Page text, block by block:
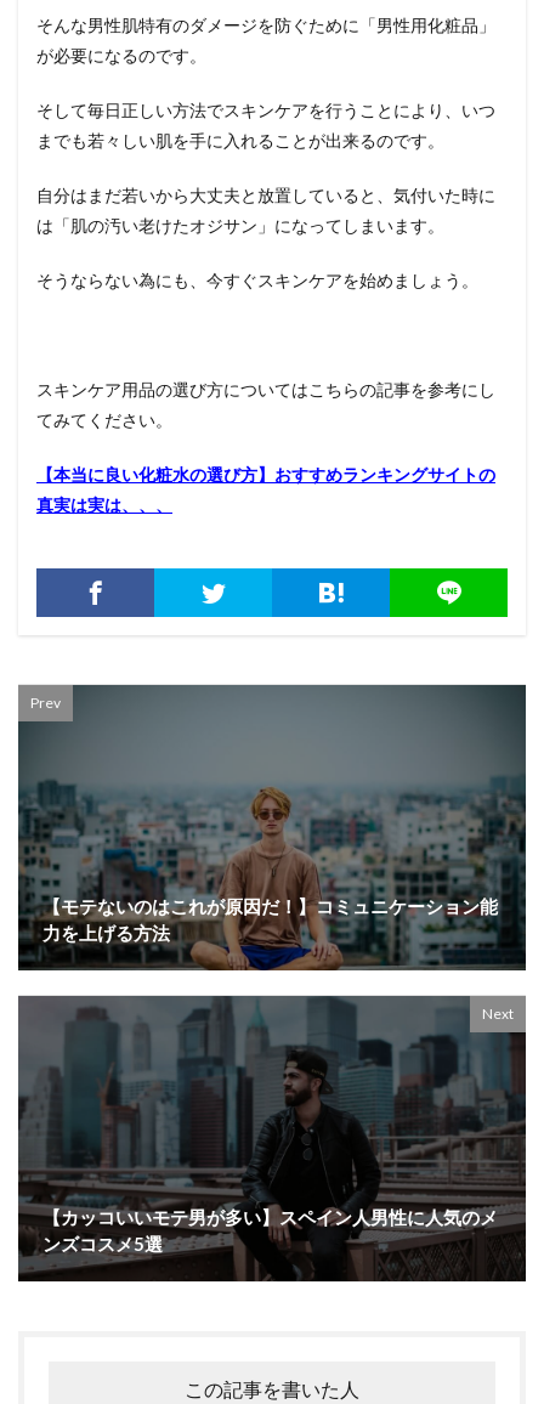
そんな男性肌特有のダメージを防ぐために「男性用化粧品」
が必要になるのです。
そして毎日正しい方法でスキンケアを行うことにより、いつ
までも若々しい肌を手に入れることが出来るのです。
自分はまだ若いから大丈夫と放置していると、気付いた時に
は「肌の汚い老けたオジサン」になってしまいます。
そうならない為にも、今すぐスキンケアを始めましょう。
スキンケア用品の選び方についてはこちらの記事を参考にし
てみてください。
【本当に良い化粧水の選び方】おすすめランキングサイトの
真実は実は、、、
Prev
【モテないのはこれが原因だ！】コミュニケーション能
力を上げる方法
Next
【カッコいいモテ男が多い】スペイン人男性に人気のメ
ンズコスメ5選
この記事を書いた人